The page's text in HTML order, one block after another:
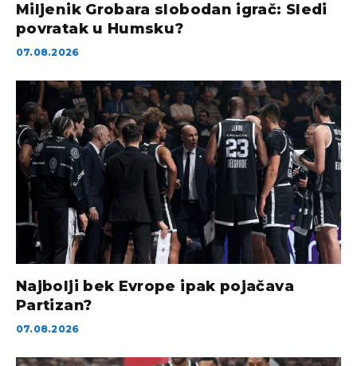
Miljenik Grobara slobodan igrač: Sledi
povratak u Humsku?
07.08.2026
Najbolji bek Evrope ipak pojačava
Partizan?
07.08.2026